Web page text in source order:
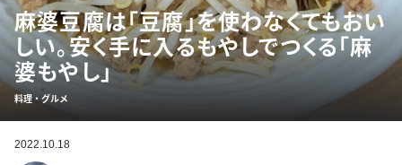
麻婆豆腐は「豆腐」を使わなくてもおい
しい。安く手に入るもやしでつくる「麻
婆もやし」
料理・グルメ
2022.10.18